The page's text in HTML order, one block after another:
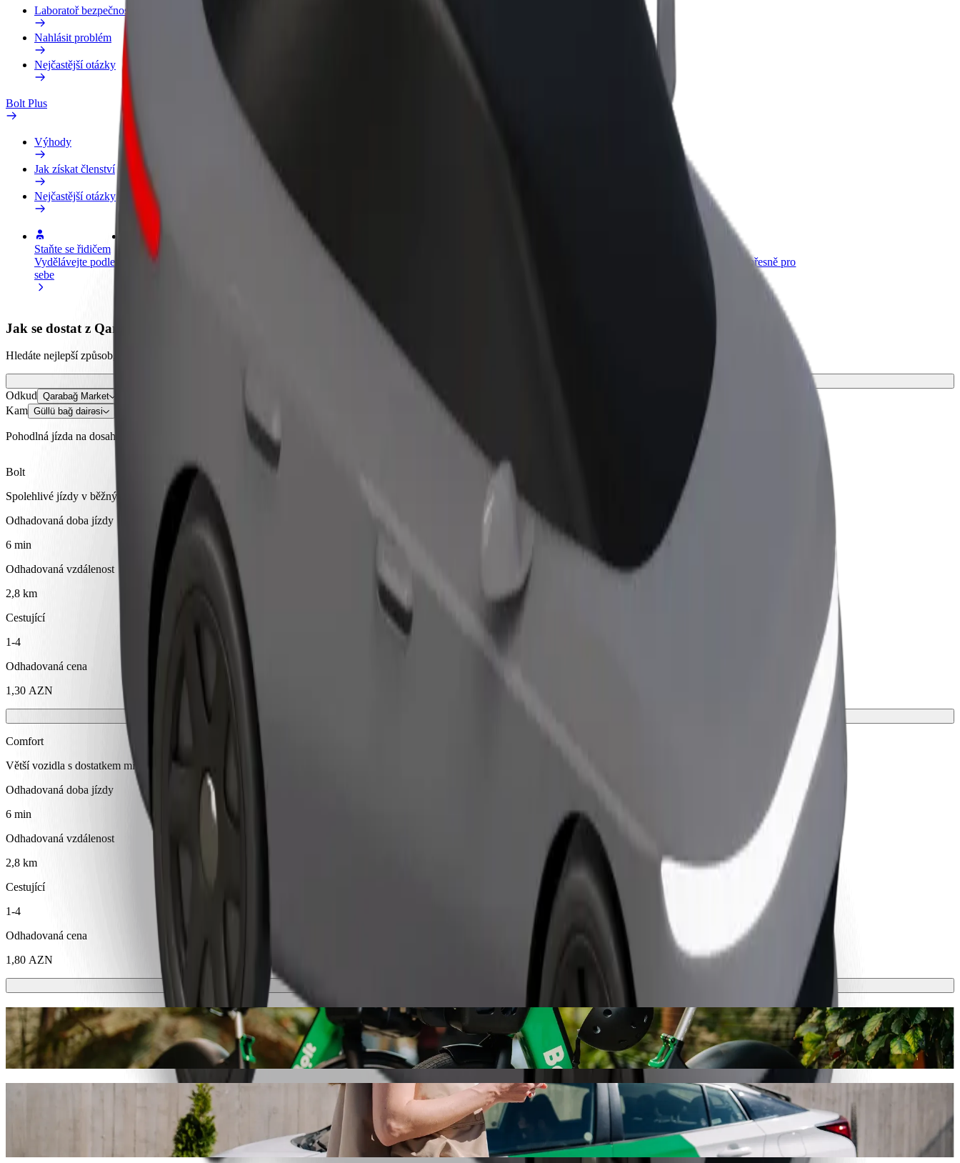
Laboratoř bezpečnosti
Nahlásit problém
Nejčastější otázky
Bolt Plus
Výhody
Jak získat členství
Nejčastější otázky
Staňte se řidičem
Vydělávejte podle
sebe
Staňte se kurýrem
Doručujte jídlo a dostávejte výplatu
Přidejte restauraci nebo obchod
Oslovte více zákazníků a zvyšte si
Bolt for Business
Produkty a služby Boltu přesně pro
Jak se dostat z Qarabağ Market do Güllü bağ dairəsi
Hledáte nejlepší způsob, jak se dostat z Qarabağ Market do Güllü bağ dairəsi? Prohlédněte si naše služby a najděte tu ideální pro svou cestu.
Odkud Qarabağ Market
Kam Güllü bağ dairəsi
Pohodlná jízda na dosah ruky!
Bolt
Spolehlivé jízdy v běžných vozidlech střední velikosti.
Odhadovaná doba jízdy
6 min
Odhadovaná vzdálenost
2,8 km
Cestující
1-4
Odhadovaná cena
1,30 AZN
Comfort
Větší vozidla s dostatkem místa pro nohy a úložným prostorem
Odhadovaná doba jízdy
6 min
Odhadovaná vzdálenost
2,8 km
Cestující
1-4
Odhadovaná cena
1,80 AZN
Koloběžky nebo e-kola
Přesouvejte se po Mingachevir na koloběžkách nebo e-kolech
Stáhnout aplikaci Bolt
Dostaňte se z Qarabağ Market do Güllü bağ dairəsi s odvozem autem Bolt
Pokud hledáte nejlepší cenu pro jízdu do Güllü bağ dairəsi, doporučujeme vám odvoz autem Bolt. S Boltem bude tato cesta trvat přibližně 6 min a vyjde na zhruba 1,30 AZN AZN. Ať už jedete kamkoli,
najdeme pro vás ideální vozidlo.